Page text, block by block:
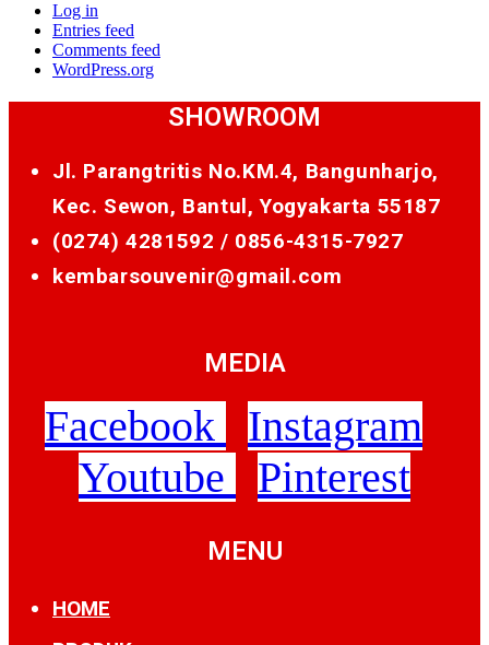
Log in
Entries feed
Comments feed
WordPress.org
SHOWROOM
Jl. Parangtritis No.KM.4, Bangunharjo,
Kec. Sewon, Bantul, Yogyakarta 55187
(0274) 4281592 / 0856-4315-7927
kembarsouvenir@gmail.com
MEDIA
Facebook
Instagram
Youtube
Pinterest
MENU
HOME